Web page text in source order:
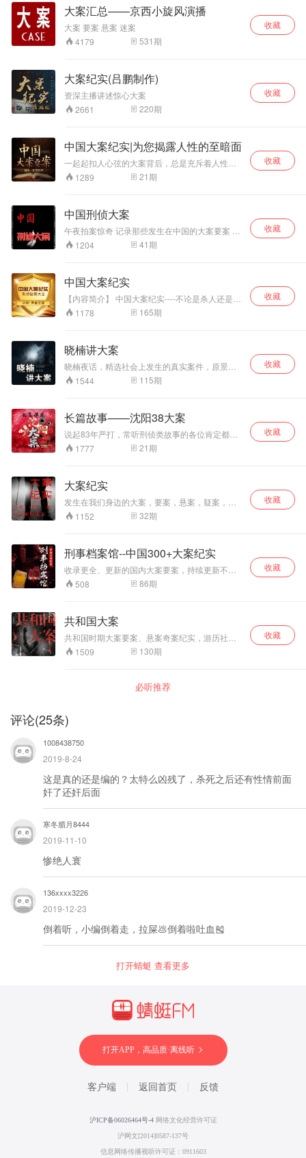
大案汇总——京西小旋风演播
大案 要案 悬案 迷案
4179
531期
收藏
大案纪实(吕鹏制作)
资深主播讲述惊心大案
2661
220期
收藏
中国大案纪实|为您揭露人性的至暗面
一起起扣人心弦的大案背后，总是充斥着人性的
扭曲和欲望的释放。一桩桩血案的告破，都充满
着人民警察的鲜血和汗水。岁月静好的背后，都
1289 21期
收藏
中国刑侦大案
午夜拍案惊奇 记录那些发生在中国的大案要案 敬
请收听 由超哥播讲的纪实探案类节目 中国刑侦大
案
1204 41期
收藏
中国大案纪实
【内容简介】 中国大案纪实----不论是杀人还是放
火,抢劫还是强奸、贪污还是受贿。有的人从高处
跌落,财富成幻影,骨肉分离,亲情破碎,一起来回顾
播简介】 主播：声优老崔 新人一枚 演播作品均
为个人爱好。不求收入请轻喷！ 老崔微信：
fmlaocui
1178 165期
收藏
晓楠讲大案
晓楠夜话，精选社会上发生的真实案件，原景再
现情感纠葛和生活琐事引发的恶性案件。令人匪
夷所思的作案动机、让人啼笑皆非的案情发展，
外情、畸恋等不堪的情感罪孽和贪图钱财、见利
弃义的人性弱点，成为葬送家庭、葬送花样年华
和大好人生的罪魁祸首。另外节选社会大案要
案，生动还原，让我们在重温案件时引以为戒，
不越雷池。
1544 115期
收藏
长篇故事——沈阳38大案
说起83年严打，常听刑侦类故事的各位肯定都不
陌生，轰轰烈烈的83年严打确实处理了许多社会
上的毒虫，这案子，算是83严打的开端之案了，
王者带猪的故事。毕竟这年头大家在工作学习当
中被猪队友坑的人应该都比比皆是，这个故事炸
子鸡只想告诉各位听众，和猪当队友，着实挺上
头。
1777 21期
收藏
大案纪实
发生在我们身边的大案，要案，悬案，疑案，让
我们一起探寻每一起案件背后的故事。
1152 32期
收藏
刑事档案馆--中国300+大案纪实
收录更全、更新的国内大案要案，持续更新不间
断！ 预计更新500期。 欢迎收藏、评论、转发！
508 86期
收藏
共和国大案
共和国时期大案要案、悬案奇案纪实，游历社会
江湖，品味百态人生。主播：轩主
1509 130期
收藏
必听推荐
评论(25条)
1008438750
2019-8-24
这是真的还是编的？太特么凶残了，杀死之后还有性情前面
奸了还奸后面
寒冬腊月8444
2019-11-10
惨绝人寰
136xxxx3226
2019-12-23
倒着听，小编倒着走，拉屎💩倒着啦吐血🎽
打开蜻蜓 查看更多
打开APP，高品质·离线听
客户端 返回首页 反馈
沪ICP备06026464号-4 网络文化经营许可证
沪网文[2014]0587-137号
信息网络传播视听许可证：0911603